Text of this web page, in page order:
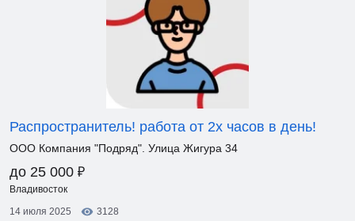
Распространитель! работа от 2х часов в день!
ООО Компания "Подряд". Улица Жигура 34
до 25 000 ₽
Владивосток
14 июля 2025
3128